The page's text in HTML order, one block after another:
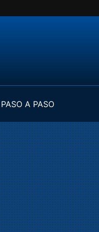
PASO A PASO